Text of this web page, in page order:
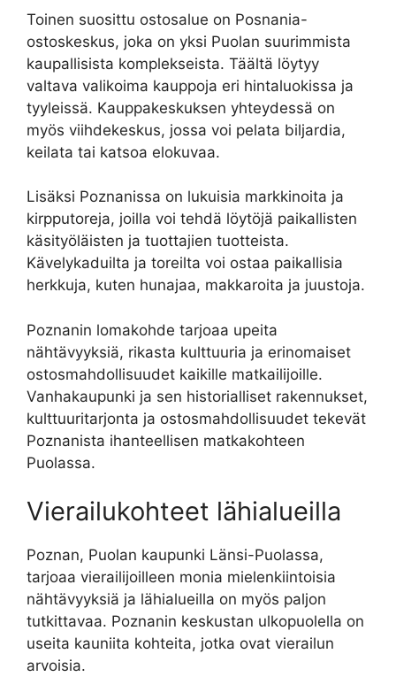
Toinen suosittu ostosalue on Posnania-
ostoskeskus, joka on yksi Puolan suurimmista
kaupallisista komplekseista. Täältä löytyy
valtava valikoima kauppoja eri hintaluokissa ja
tyyleissä. Kauppakeskuksen yhteydessä on
myös viihdekeskus, jossa voi pelata biljardia,
keilata tai katsoa elokuvaa.
Lisäksi Poznanissa on lukuisia markkinoita ja
kirpputoreja, joilla voi tehdä löytöjä paikallisten
käsityöläisten ja tuottajien tuotteista.
Kävelykaduilta ja toreilta voi ostaa paikallisia
herkkuja, kuten hunajaa, makkaroita ja juustoja.
Poznanin lomakohde tarjoaa upeita
nähtävyyksiä, rikasta kulttuuria ja erinomaiset
ostosmahdollisuudet kaikille matkailijoille.
Vanhakaupunki ja sen historialliset rakennukset,
kulttuuritarjonta ja ostosmahdollisuudet tekevät
Poznanista ihanteellisen matkakohteen
Puolassa.
Vierailukohteet lähialueilla
Poznan, Puolan kaupunki Länsi-Puolassa,
tarjoaa vierailijoilleen monia mielenkiintoisia
nähtävyyksiä ja lähialueilla on myös paljon
tutkittavaa. Poznanin keskustan ulkopuolella on
useita kauniita kohteita, jotka ovat vierailun
arvoisia.